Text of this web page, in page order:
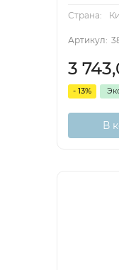
Страна:
Артикул:
3
- 13%
В